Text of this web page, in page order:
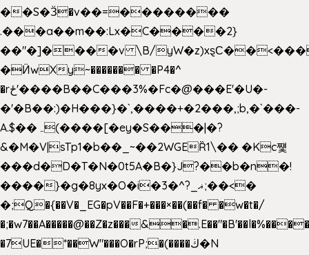
��S�Ӟ�v��=��������
.���a��m��:Lx�C����2}
��"�]����v \B/
�ӤwXy~������� �P4�^
�rځ'����B��C���3%�Fc�@���E'�U�-
�'�B��:)�H���}�`,����+�2���,;b,�`���-
A.$��ہ(����[�ey�S���|�?
&�M�V|sTp1�b��_~��2WGEȐ1\�� �Kc쩇
���d�D�T�N�0t5A�B�}J?��b�n�!
����}�g�8yx�O�i�3�^?_ޣ;��<�
�;Q�{��V�_EG�pV��F�+���×��(��f� �w�t�/
�;�w7��A�����@��Z�z���
�7UE�*��W"���O�rP;�(����ڬ�N